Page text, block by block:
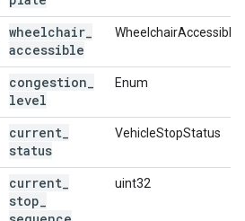
wheelchair
accessible
WheelchairAccessible
congestion
level
Enum
current
status
VehicleStopStatus
current
stop
uint32